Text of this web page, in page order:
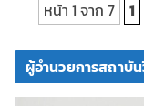
หน้า 1 จาก 7 1
ผู้อำนวยการสถาบั